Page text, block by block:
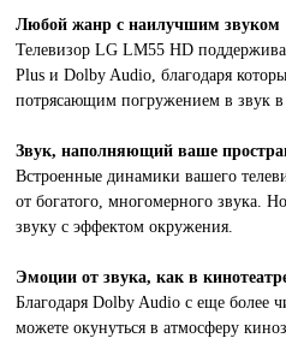
Любой жанр с наилучшим звуком
Телевизор LG LM55 HD
Plus и Dolby Audio, благодаря
потрясающим погружением в звук
Звук, наполняющий ваше
Встроенные динамики вашего
от богатого, многомерного звука.
звуку с эффектом окружения.
Эмоции от звука, как в
Благодаря Dolby Audio с еще более
можете окунуться в атмосферу